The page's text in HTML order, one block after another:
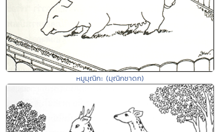
หมูมุณิกะ (มุณิกชาดก)